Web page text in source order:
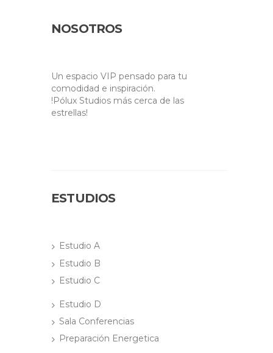
NOSOTROS
Un espacio VIP pensado para tu
comodidad e inspiración.
!Pólux Studios más cerca de las
estrellas!
ESTUDIOS
Estudio A
Estudio B
Estudio C
Estudio D
Sala Conferencias
Preparación Energetica